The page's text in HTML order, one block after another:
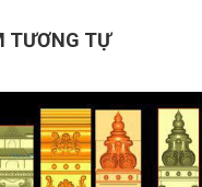
TƯƠNG TỰ